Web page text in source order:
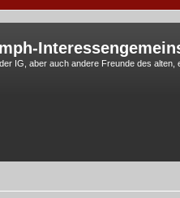
IG, aber auch andere Freunde des alten,